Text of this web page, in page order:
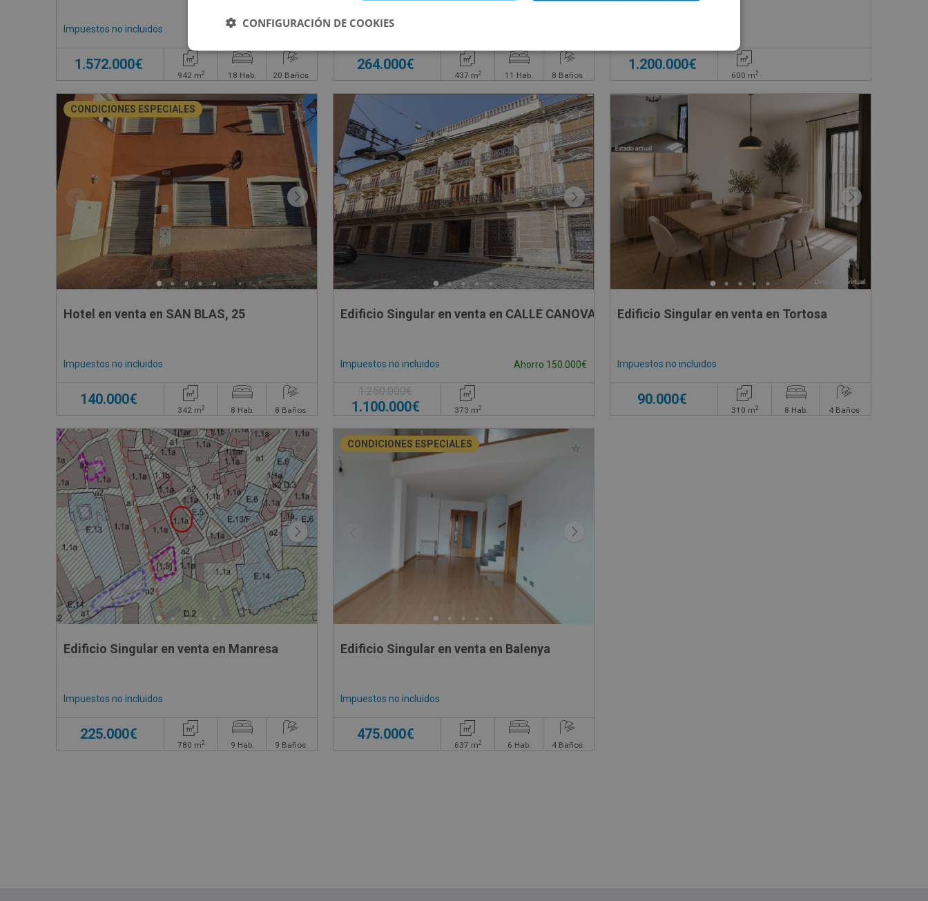
Impuestos no incluidos
1.572.000€
942 m2 18 Hab. 20 Baños
Impuestos no incluidos
264.000€
437 m2 11 Hab. 8 Baños
1.200.000€
600 m2
CONDICIONES ESPECIALES
Hotel en venta en SAN BLAS, 25
Impuestos no incluidos
140.000€
342 m2 8 Hab. 8 Baños
Edificio Singular en venta en CALLE CANOVAS DEL CASTILLO, 35
Impuestos no incluidos Ahorro 150.000€
1.250.000€
1.100.000€ 373 m2
Edificio Singular en venta en Tortosa
Impuestos no incluidos
90.000€
310 m2 8 Hab. 4 Baños
Edificio Singular en venta en Manresa
Impuestos no incluidos
225.000€
780 m2 9 Hab. 9 Baños
CONDICIONES ESPECIALES
Edificio Singular en venta en Balenya
Impuestos no incluidos
475.000€
637 m2 6 Hab. 4 Baños
CONFIGURACIÓN DE COOKIES